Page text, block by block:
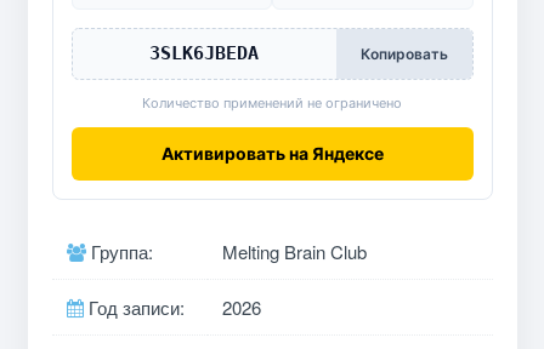
3SLK6JBEDA Копировать
Количество применений не ограничено
Активировать на Яндексе
Группа: Melting Brain Club
Год записи: 2026